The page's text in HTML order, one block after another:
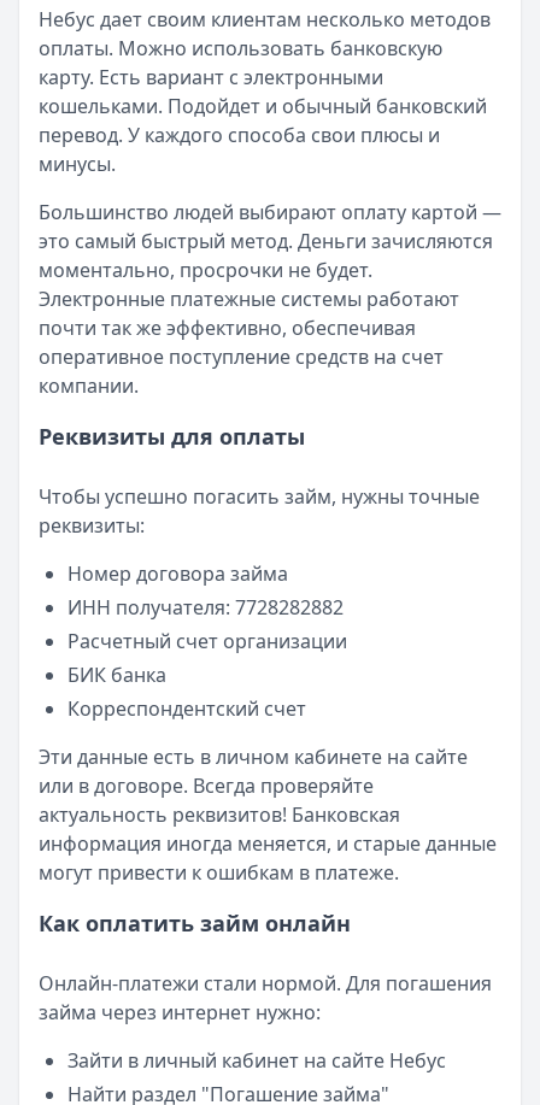
Небус дает своим клиентам несколько методов
оплаты. Можно использовать банковскую
карту. Есть вариант с электронными
кошельками. Подойдет и обычный банковский
перевод. У каждого способа свои плюсы и
минусы.
Большинство людей выбирают оплату картой —
это самый быстрый метод. Деньги зачисляются
моментально, просрочки не будет.
Электронные платежные системы работают
почти так же эффективно, обеспечивая
оперативное поступление средств на счет
компании.
Реквизиты для оплаты
Чтобы успешно погасить займ, нужны точные
реквизиты:
Номер договора займа
ИНН получателя: 7728282882
Расчетный счет организации
БИК банка
Корреспондентский счет
Эти данные есть в личном кабинете на сайте
или в договоре. Всегда проверяйте
актуальность реквизитов! Банковская
информация иногда меняется, и старые данные
могут привести к ошибкам в платеже.
Как оплатить займ онлайн
Онлайн-платежи стали нормой. Для погашения
займа через интернет нужно:
Зайти в личный кабинет на сайте Небус
Найти раздел "Погашение займа"